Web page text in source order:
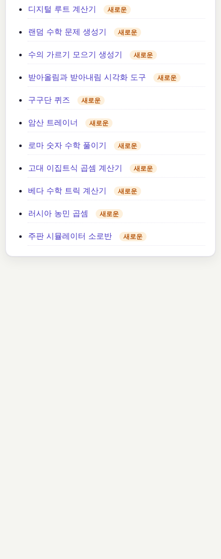
디지털 루트 계산기 새로운
랜덤 수학 문제 생성기 새로운
수의 가르기 모으기 생성기 새로운
받아올림과 받아내림 시각화 도구 새로운
구구단 퀴즈 새로운
암산 트레이너 새로운
로마 숫자 수학 풀이기 새로운
고대 이집트식 곱셈 계산기 새로운
베다 수학 트릭 계산기 새로운
러시아 농민 곱셈 새로운
주판 시뮬레이터 소로반 새로운